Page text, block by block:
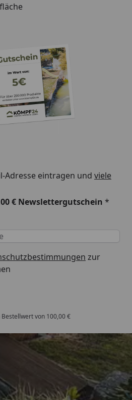
92/185 cm²/lfm
Adresse eintragen und viele
€ Newslettergutschein *
zur
von 100,00 €
Shops
4,81/ 5